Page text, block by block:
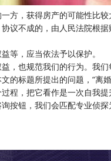
方，获得房产的可能性比
议不成的，由人民法院根
等，应当依法予以保护。
，也规范我们的行为。我
的标题所提出的问题，“离
程，把它看作是一次自我
按钮，我们会匹配专业侦探